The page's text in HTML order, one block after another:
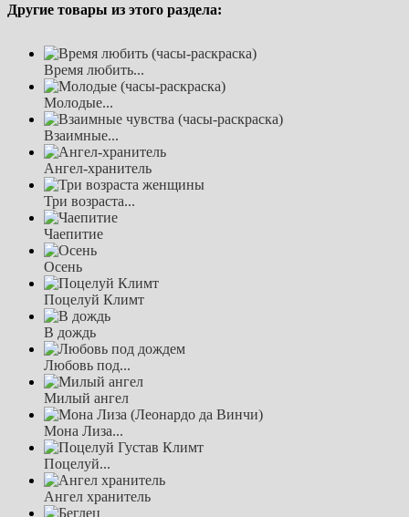
Другие товары из этого раздела:
Время любить...
Молодые...
Взаимные...
Ангел-хранитель
Три возраста...
Чаепитие
Осень
Поцелуй Климт
В дождь
Любовь под...
Милый ангел
Мона Лиза...
Поцелуй...
Ангел хранитель